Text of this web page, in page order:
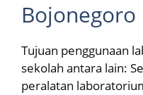
Bojonegoro
Tujuan penggunaan
sekolah antara lain:
peralatan